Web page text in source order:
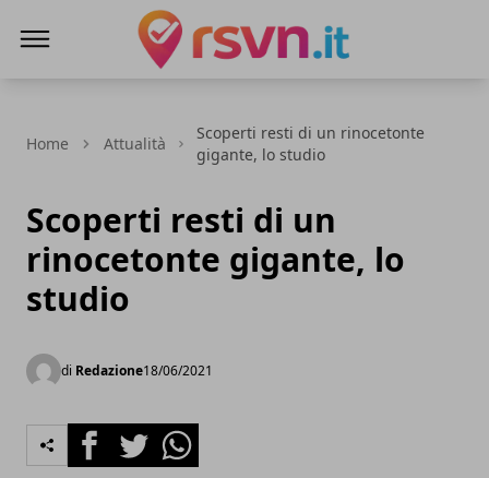
Home Attualità
Scoperti resti di un rinocetonte
gigante, lo studio
Scoperti resti di un
rinocetonte gigante, lo
studio
di Redazione18/06/2021
FacebookTwitterWhatsapp